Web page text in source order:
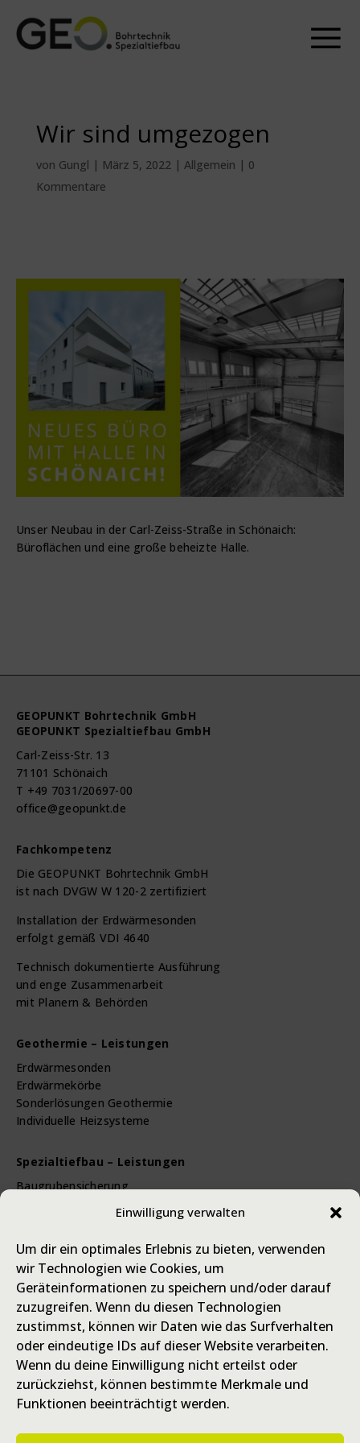
Einwilligung verwalten
Um dir ein optimales Erlebnis zu bieten, verwenden
wir Technologien wie Cookies, um
Geräteinformationen zu speichern und/oder darauf
zuzugreifen. Wenn du diesen Technologien
zustimmst, können wir Daten wie das Surfverhalten
oder eindeutige IDs auf dieser Website verarbeiten.
Wenn du deine Einwilligung nicht erteilst oder
zurückziehst, können bestimmte Merkmale und
Funktionen beeinträchtigt werden.
☰
Wir sind umgezogen
von Gungl | März 5, 2022 | Allgemein | 0
Kommentare
Unser Neubau in der Carl-Zeiss-Straße in Schönaich:
Büroflächen und eine große beheizte Halle.
GEOPUNKT Bohrtechnik GmbH
GEOPUNKT Spezialtiefbau GmbH
Carl-Zeiss-Str. 13
71101 Schönaich
T +49 7031/20697-00
office@geopunkt.de
Fachkompetenz
Die GEOPUNKT Bohrtechnik GmbH
ist nach DVGW W 120-2 zertifiziert
Installation der Erdwärmesonden
erfolgt gemäß VDI 4640
Technisch dokumentierte Ausführung
und enge Zusammenarbeit
mit Planern & Behörden
Geothermie – Leistungen
Erdwärmesonden
Erdwärmekörbe
Sonderlösungen Geothermie
Individuelle Heizsysteme
Spezialtiefbau – Leistungen
Baugrubensicherung
Referenzen
Karriere
Presse / Fachartikel BBR
Kooperationspartner
Lotter KG